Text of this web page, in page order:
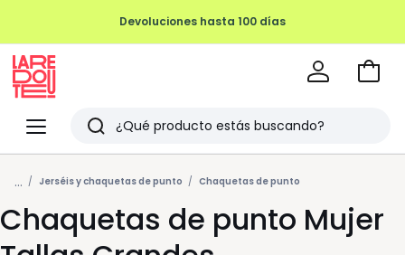
Menu
Redoute
Buscar
Últimos
artículos
vistos
Ir
... Jerséis y chaquetas de punto Chaquetas de punto
Chaquetas de punto Mujer